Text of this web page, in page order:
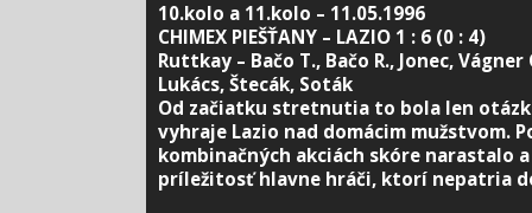
10.kolo a 11.kolo – 11.05.1996
CHIMEX PIEŠŤANY – LAZIO 1 : 6 (0 : 4)
Ruttkay – Bačo T., Bačo R., Jonec, Vágner
Lukács, Štecák, Soták
Od začiatku stretnutia to bola len
vyhraje Lazio nad domácim mužstvom.
kombinačných akciách skóre narastalo
príležitosť hlavne hráči, ktorí nepatria